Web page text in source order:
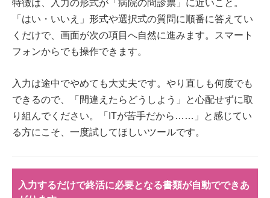
特徴は、入力の形式が「病院の問診票」に近いこと。
「はい・いいえ」形式や選択式の質問に順番に答えてい
くだけで、画面が次の項目へ自然に進みます。スマート
フォンからでも操作できます。
入力は途中でやめても大丈夫です。やり直しも何度でも
できるので、「間違えたらどうしよう」と心配せずに取
り組んでください。「ITが苦手だから……」と感じてい
る方にこそ、一度試してほしいツールです。
入力するだけで終活に必要となる書類が自動でできあ